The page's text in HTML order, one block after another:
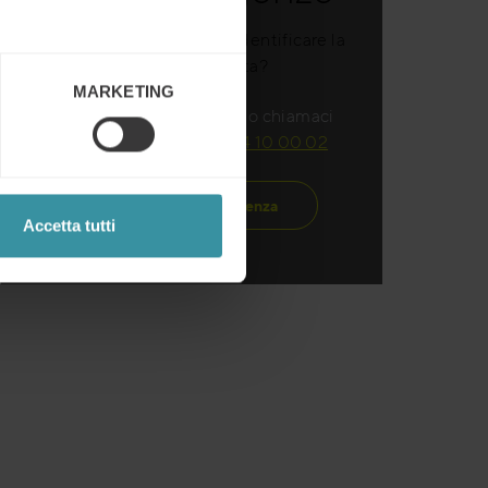
MARKETING
Accetta tutti
Richiedi una consulenza o chiamaci
direttamente:
+39 02 54 10 00 02
Richiedi una consulenza